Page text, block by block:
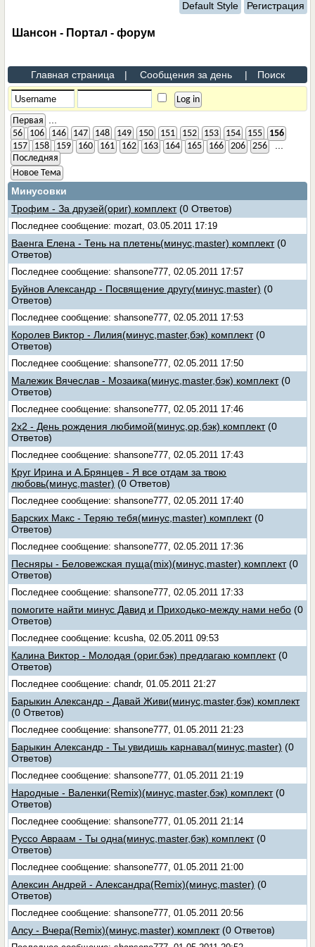
Default Style Регистрация
Шансон - Портал - форум
Главная страница | Сообщения за день | Поиск
Первая
56 106 146 147 148 149 150 151 152 153 154 155
156
157
158 159 160 161 162 163 164 165 166 206 256
Последняя
Новое Тема
Минусовки
Трофим - За друзей(ориг) комплект (0 Ответов)
Последнее сообщение: mozart, 03.05.2011 17:19
Ваенга Елена - Тень на плетень(минус,master) комплект (0
Ответов)
Последнее сообщение: shansone777, 02.05.2011 17:57
Буйнов Александр - Посвящение другу(минус,master) (0
Ответов)
Последнее сообщение: shansone777, 02.05.2011 17:53
Королев Виктор - Лилия(минус,master,бэк) комплект (0
Ответов)
Последнее сообщение: shansone777, 02.05.2011 17:50
Малежик Вячеслав - Мозаика(минус,master,бэк) комплект (0
Ответов)
Последнее сообщение: shansone777, 02.05.2011 17:46
2x2 - День рождения любимой(минус,ор,бэк) комплект (0
Ответов)
Последнее сообщение: shansone777, 02.05.2011 17:43
Круг Ирина и А.Брянцев - Я все отдам за твою
любовь(минус,master) (0 Ответов)
Последнее сообщение: shansone777, 02.05.2011 17:40
Барских Макс - Теряю тебя(минус,master) комплект (0
Ответов)
Последнее сообщение: shansone777, 02.05.2011 17:36
Песняры - Беловежская пуща(mix)(минус,master) комплект (0
Ответов)
Последнее сообщение: shansone777, 02.05.2011 17:33
помогите найти минус Давид и Приходько-между нами небо (0
Ответов)
Последнее сообщение: kcusha, 02.05.2011 09:53
Калина Виктор - Молодая (ориг.бэк) предлагаю комплект (0
Ответов)
Последнее сообщение: chandr, 01.05.2011 21:27
Барыкин Александр - Давай Живи(минус,master,бэк) комплект
(0 Ответов)
Последнее сообщение: shansone777, 01.05.2011 21:23
Барыкин Александр - Ты увидишь карнавал(минус,master) (0
Ответов)
Последнее сообщение: shansone777, 01.05.2011 21:19
Народные - Валенки(Remix)(минус,master,бэк) комплект (0
Ответов)
Последнее сообщение: shansone777, 01.05.2011 21:14
Руссо Авраам - Ты одна(минус,master,бэк) комплект (0
Ответов)
Последнее сообщение: shansone777, 01.05.2011 21:00
Алексин Андрей - Александра(Remix)(минус,master) (0
Ответов)
Последнее сообщение: shansone777, 01.05.2011 20:56
Алсу - Вчера(Remix)(минус,master) комплект (0 Ответов)